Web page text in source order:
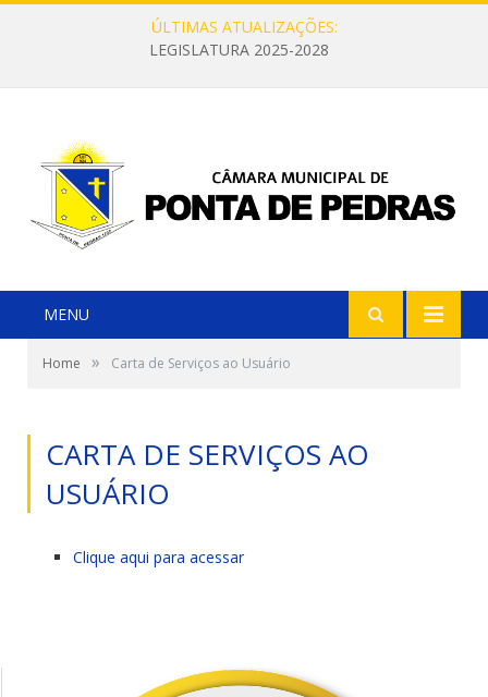
ÚLTIMAS ATUALIZAÇÕES:
LEGISLATURA 2025-2028
MENU
Home » Carta de Serviços ao Usuário
CARTA DE SERVIÇOS AO
USUÁRIO
Clique aqui para acessar